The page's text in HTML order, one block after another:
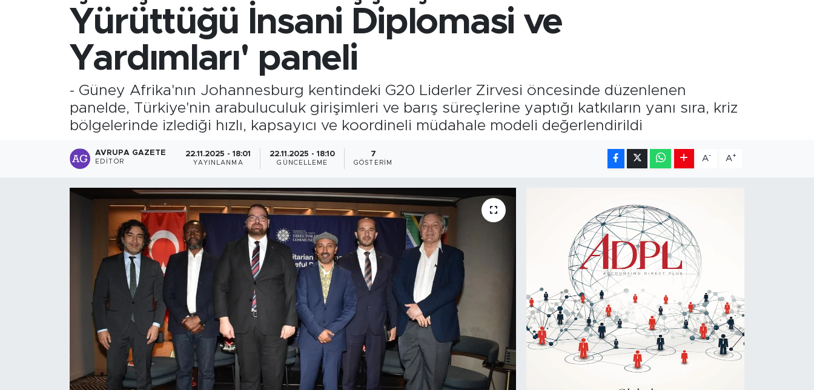
Yürüttüğü İnsani Diplomasi ve
Yardımları' paneli
- Güney Afrika'nın Johannesburg kentindeki G20 Liderler Zirvesi öncesinde düzenlenen
panelde, Türkiye'nin arabuluculuk girişimleri ve barış süreçlerine yaptığı katkıların yanı sıra, kriz
bölgelerinde izlediği hızlı, kapsayıcı ve koordineli müdahale modeli değerlendirildi
AVRUPA GAZETE
EDITÖR
22.11.2025 - 18:01
YAYINLANMA
22.11.2025 - 18:10
GÜNCELLEME
7
GÖSTERIM
A- A+